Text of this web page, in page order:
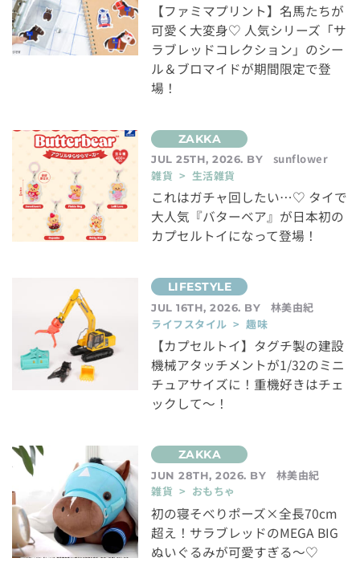
【ファミマプリント】名馬たちが
可愛く大変身♡ 人気シリーズ「サ
ラブレッドコレクション」のシー
ル＆ブロマイドが期間限定で登
場！
JUL 25TH, 2026. BY
sunflower
雑貨 > 生活雑貨
これはガチャ回したい…♡ タイで
大人気『バターベア』が日本初の
カプセルトイになって登場！
JUL 16TH, 2026. BY
林美由紀
ライフスタイル > 趣味
【カプセルトイ】タグチ製の建設
機械アタッチメントが1/32のミニ
チュアサイズに！重機好きはチェ
ックして～！
JUN 28TH, 2026. BY
林美由紀
雑貨 > おもちゃ
初の寝そべりポーズ×全長70cm
超え！サラブレッドのMEGA BIG
ぬいぐるみが可愛すぎる～♡